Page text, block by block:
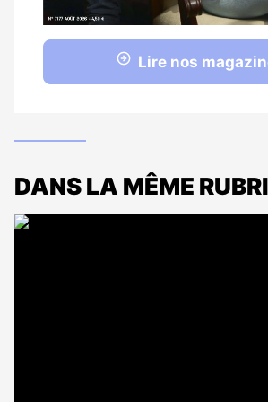
Lire nos
DANS LA MÊME